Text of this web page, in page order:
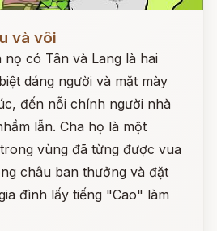
và vôi
có Tân và Lang là hai
dáng người và mặt mày
đến nỗi chính người nhà
lẫn. Cha họ là một
vùng đã từng được vua
châu ban thưởng và đặt
đình lấy tiếng "Cao" làm